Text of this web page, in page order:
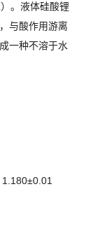
。液体硅酸锂
与酸作用游离
一种不溶于水